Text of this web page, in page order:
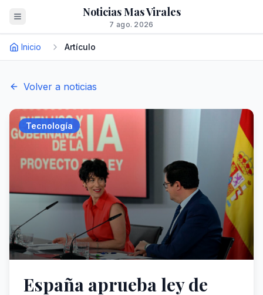
Noticias Mas Virales
7 ago. 2026
Inicio Artículo
Volver a noticias
Tecnología
España aprueba ley de